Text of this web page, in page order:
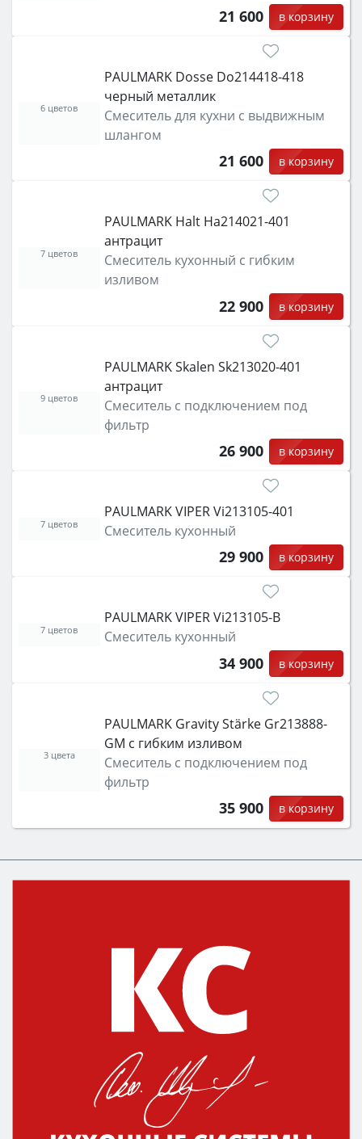
21 600 в корзину
PAULMARK Dosse Do214418-418
черный металлик
Смеситель для кухни с выдвижным
шлангом
21 600 в корзину
6 цветов
PAULMARK Halt Ha214021-401
антрацит
Смеситель кухонный с гибким
изливом
22 900 в корзину
7 цветов
PAULMARK Skalen Sk213020-401
антрацит
Смеситель с подключением под
фильтр
26 900 в корзину
9 цветов
PAULMARK VIPER Vi213105-401
Смеситель кухонный
29 900 в корзину
7 цветов
PAULMARK VIPER Vi213105-B
Смеситель кухонный
34 900 в корзину
7 цветов
PAULMARK Gravity Stärke Gr213888-
GM с гибким изливом
Смеситель с подключением под
фильтр
35 900 в корзину
3 цвета